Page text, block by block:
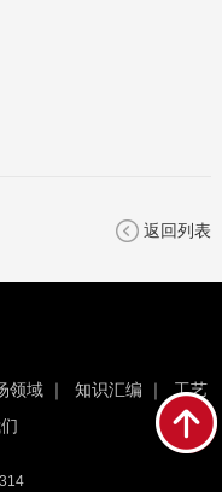
返回列表
领域｜ 知识汇编 ｜ 工艺